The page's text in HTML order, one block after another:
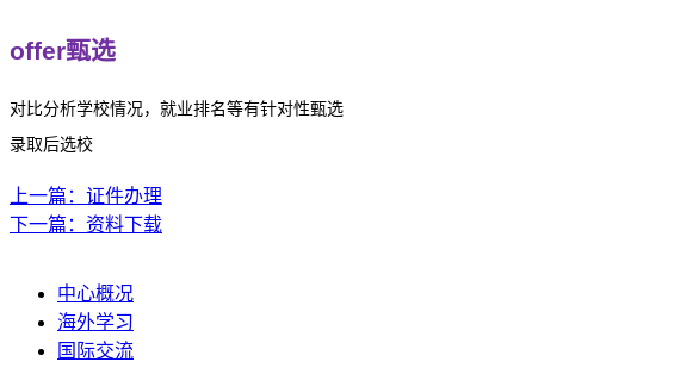
offer甄选
对比分析学校情况，就业排名等有针对性甄选
录取后选校
上一篇：证件办理
下一篇：资料下载
中心概况
海外学习
国际交流